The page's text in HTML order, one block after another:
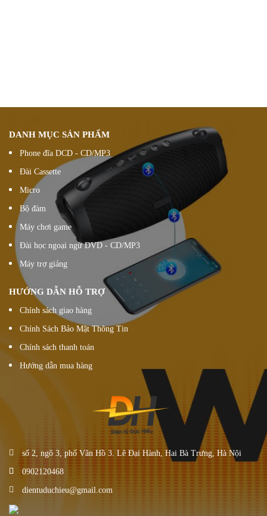
DANH MỤC SẢN PHẨM
Phone đĩa DCD - CD/MP3
Đài Cassette
Micro
Bộ đàm
Máy chơi game
Đài học ngoại ngữ DVD - CD/MP3
Máy trợ giảng
HƯỚNG DẪN HỖ TRỢ
Chính sách giao hàng
Chính Sách Bảo Mật Thông Tin
Chính sách thanh toán
Hướng dẫn mua hàng
số 2, ngõ 3, phố Vân Hồ 3. Lê Đại Hành, Hai Bà Trưng, Hà Nội
0902120468
dientuduchieu@gmail.com